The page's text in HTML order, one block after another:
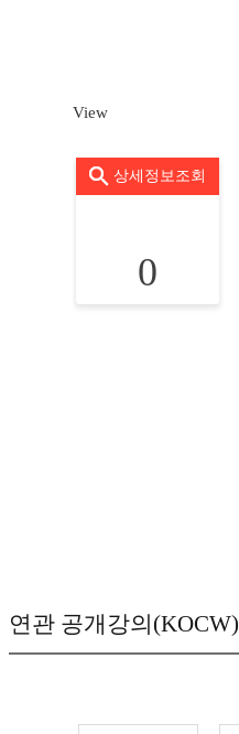
View
상세정보조회
0
연관 공개강의(KOCW)